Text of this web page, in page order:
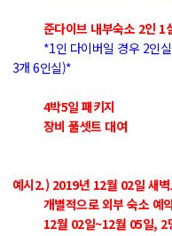
준다이브 내부숙소 2인 1
*1인 다이버일 경우 2인실을
3개 6인실)*
4박5일 패키지
장비 풀셋트 대여
예시2.) 2019년 12월 02일 새
개별적으로 외부 숙소 예약
12월 02일~12월 05일, 2